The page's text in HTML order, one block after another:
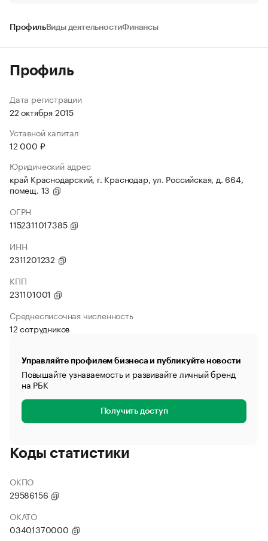
ПрофильВиды деятельностиФинансы
Профиль
Дата регистрации
22 октября 2015
Уставной капитал
12 000 ₽
Юридический адрес
край Краснодарский, г. Краснодар, ул. Российская, д. 664,
помещ. 13
ОГРН
1152311017385
ИНН
2311201232
КПП
231101001
Среднесписочная численность
12 сотрудников
Управляйте профилем бизнеса и публикуйте новости
Повышайте узнаваемость и развивайте личный бренд
на РБК
Получить доступ
Коды статистики
ОКПО
29586156
ОКАТО
03401370000